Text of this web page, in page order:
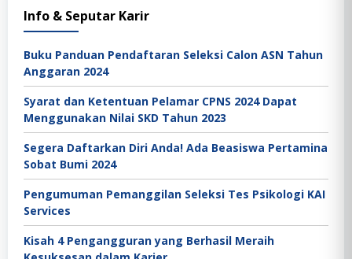
Info & Seputar Karir
Buku Panduan Pendaftaran Seleksi Calon ASN Tahun
Anggaran 2024
Syarat dan Ketentuan Pelamar CPNS 2024 Dapat
Menggunakan Nilai SKD Tahun 2023
Segera Daftarkan Diri Anda! Ada Beasiswa Pertamina
Sobat Bumi 2024
Pengumuman Pemanggilan Seleksi Tes Psikologi KAI
Services
Kisah 4 Pengangguran yang Berhasil Meraih